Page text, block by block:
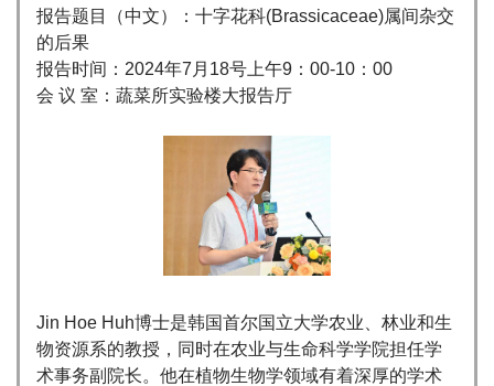
报告题目（中文）：十字花科(Brassicaceae)属间杂交
的后果
报告时间：2024年7月18号上午9：00-10：00
会 议 室：蔬菜所实验楼大报告厅
Jin Hoe Huh博士是韩国首尔国立大学农业、林业和生
物资源系的教授，同时在农业与生命科学学院担任学
术事务副院长。他在植物生物学领域有着深厚的学术